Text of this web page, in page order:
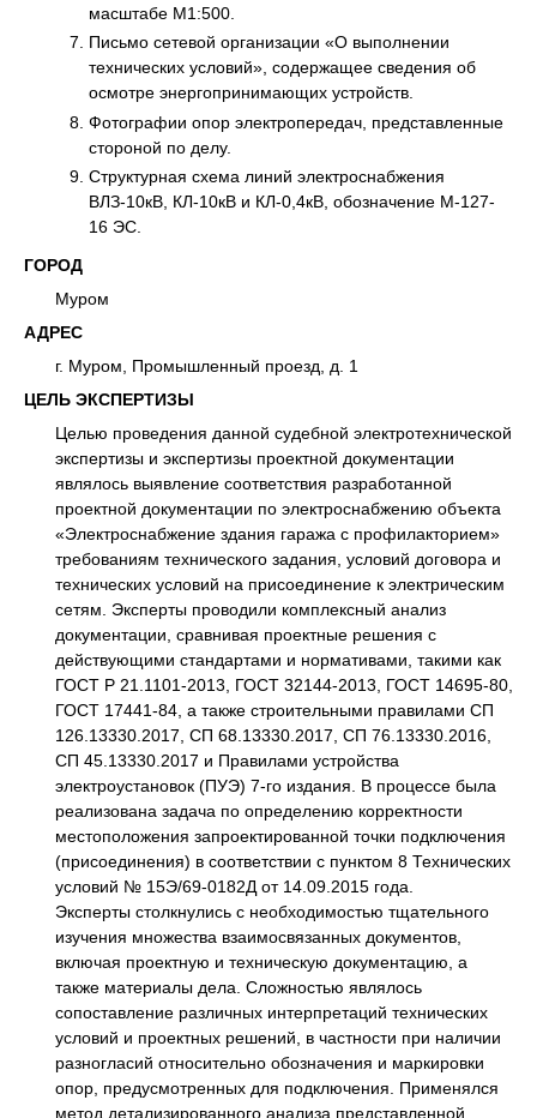
масштабе М1:500.
Письмо сетевой организации «О выполнении
технических условий», содержащее сведения об
осмотре энергопринимающих устройств.
Фотографии опор электропередач, представленные
стороной по делу.
Структурная схема линий электроснабжения
ВЛЗ-10кВ, КЛ-10кВ и КЛ-0,4кВ, обозначение М-127-
16 ЭС.
ГОРОД
Муром
АДРЕС
г. Муром, Промышленный проезд, д. 1
ЦЕЛЬ ЭКСПЕРТИЗЫ
Целью проведения данной судебной электротехнической
экспертизы и экспертизы проектной документации
являлось выявление соответствия разработанной
проектной документации по электроснабжению объекта
«Электроснабжение здания гаража с профилакторием»
требованиям технического задания, условий договора и
технических условий на присоединение к электрическим
сетям. Эксперты проводили комплексный анализ
документации, сравнивая проектные решения с
действующими стандартами и нормативами, такими как
ГОСТ Р 21.1101-2013, ГОСТ 32144-2013, ГОСТ 14695-80,
ГОСТ 17441-84, а также строительными правилами СП
126.13330.2017, СП 68.13330.2017, СП 76.13330.2016,
СП 45.13330.2017 и Правилами устройства
электроустановок (ПУЭ) 7-го издания. В процессе была
реализована задача по определению корректности
местоположения запроектированной точки подключения
(присоединения) в соответствии с пунктом 8 Технических
условий № 15Э/69-0182Д от 14.09.2015 года.
Эксперты столкнулись с необходимостью тщательного
изучения множества взаимосвязанных документов,
включая проектную и техническую документацию, а
также материалы дела. Сложностью являлось
сопоставление различных интерпретаций технических
условий и проектных решений, в частности при наличии
разногласий относительно обозначения и маркировки
опор, предусмотренных для подключения. Применялся
метод детализированного анализа представленной